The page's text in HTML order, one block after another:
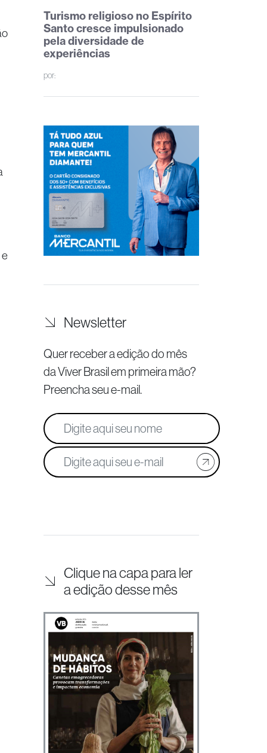
Turismo religioso no Espírito
Santo cresce impulsionado
pela diversidade de
experiências
por:
Newsletter
Quer receber a edição do mês
da Viver Brasilem primeira mão?
Preencha seu e-mail.
Clique na capa para ler
a edição desse mês